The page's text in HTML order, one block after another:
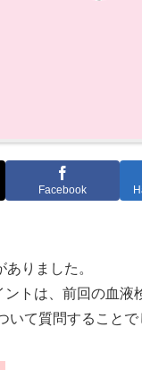
Facebook
りました。
トは、前回の血
いて質問することで